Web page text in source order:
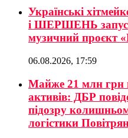
Українські
і ШЕРШЕНЬ
музичний
06.08.2026, 17:59
Майже 21 млн грн
активів: ДБР
підозру
логістики